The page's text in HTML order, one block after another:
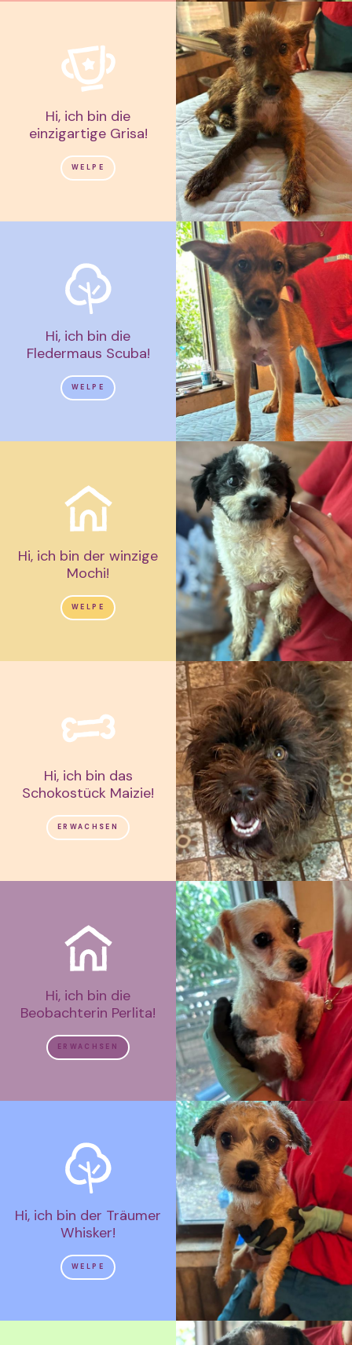
Hi, ich bin die
einzigartige Grisa!
WELPE
Hi, ich bin die
Fledermaus Scuba!
WELPE
Hi, ich bin der winzige
Mochi!
WELPE
Hi, ich bin das
Schokostück Maizie!
ERWACHSEN
Hi, ich bin die
Beobachterin Perlita!
ERWACHSEN
Hi, ich bin der Träumer
Whisker!
WELPE